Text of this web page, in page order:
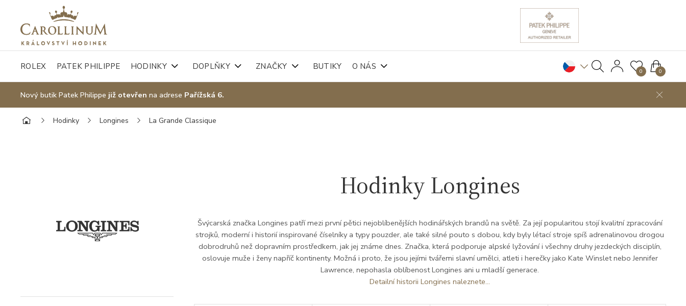
ROLEX PATEK PHILIPPE HODINKY DOPLŇKY ZNAČKY BUTIKY O NÁS 0 0
Nový butik Patek Philippe již otevřen na adrese Pařížská 6.
Hodinky Longines La Grande Classique
Hodinky Longines
Švýcarská značka Longines patří mezi první pětici nejoblíbenějších hodinářských brandů na světě. Za její popularitou stojí kvalitní zpracování
strojků, moderní i historií inspirované číselníky a typy pouzder, ale také silné pouto s dobou, kdy byly létací stroje spíš adrenalinovou drogou
dobrodruhů než dopravním prostředkem, jak jej známe dnes. Značka, která podporuje alpské lyžování i všechny druhy jezdeckých disciplín,
oslovuje muže i ženy napříč kontinenty. Možná i proto, že jsou jejími tvářemi slavní umělci, atleti i herečky jako Kate Winslet nebo Jennifer
Lawrence, nepohasla oblíbenost Longines ani u mladší generace.
Detailní historii Longines naleznete...